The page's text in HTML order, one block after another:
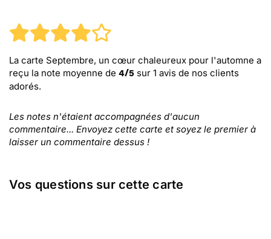
La carte Septembre, un cœur chaleureux pour l'automne a
reçu la note moyenne de 4/5 sur 1 avis de nos clients
adorés.
Les notes n'étaient accompagnées d'aucun
commentaire... Envoyez cette carte et soyez le premier à
laisser un commentaire dessus !
Vos questions sur cette carte